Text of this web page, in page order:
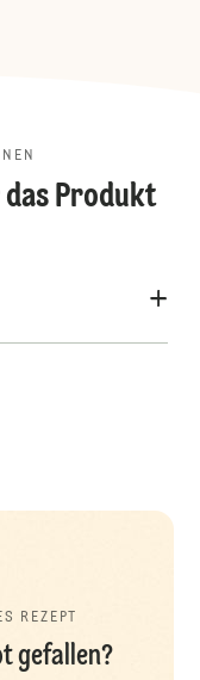
Produkt
REZEPT
gefallen?